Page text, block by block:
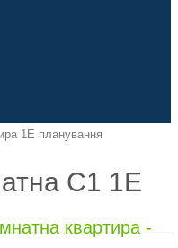
C1 1E